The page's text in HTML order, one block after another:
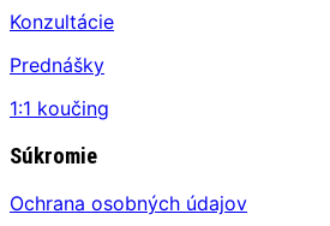
Konzultácie
Prednášky
1:1 koučing
Súkromie
Ochrana osobných údajov